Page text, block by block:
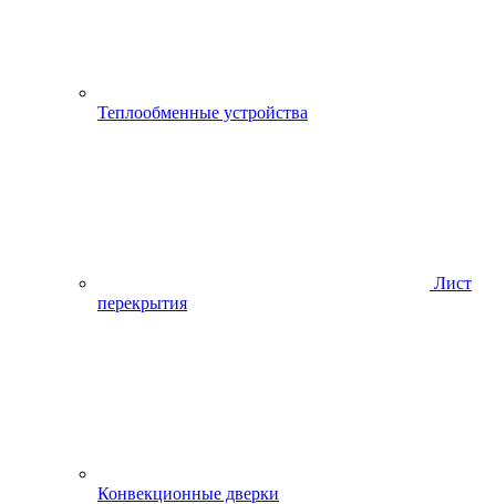
Теплообменные устройства
Лист
перекрытия
Конвекционные дверки